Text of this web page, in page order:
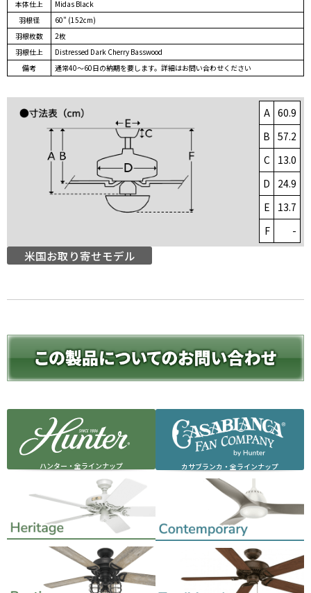
本体仕上
Midas Black
羽根径
60" (152cm)
羽根枚数
2枚
羽根仕上
Distressed Dark Cherry Basswood
備考
通常40～60日の納期を要します。詳細はお問い合わせください
A 60.9
B 57.2
C 13.0
D
24.9
E
13.7
F
-
米国お取り寄せモデル
ハンター・全ラインナップ カサブランカ・全ラインナップ